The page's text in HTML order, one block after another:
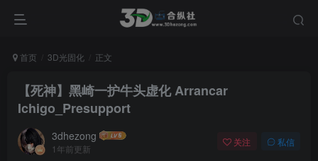
首页 3D光固化 正文
【死神】黑崎一护牛头虚化 Arrancar
Ichigo_Presupport
3dhezong
1年前更新
关注 私信